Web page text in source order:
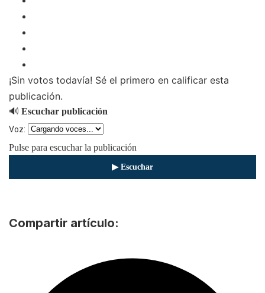
¡Sin votos todavía! Sé el primero en calificar esta
publicación.
🔊 Escuchar publicación
Voz:
Pulse para escuchar la publicación
▶ Escuchar
Compartir artículo: